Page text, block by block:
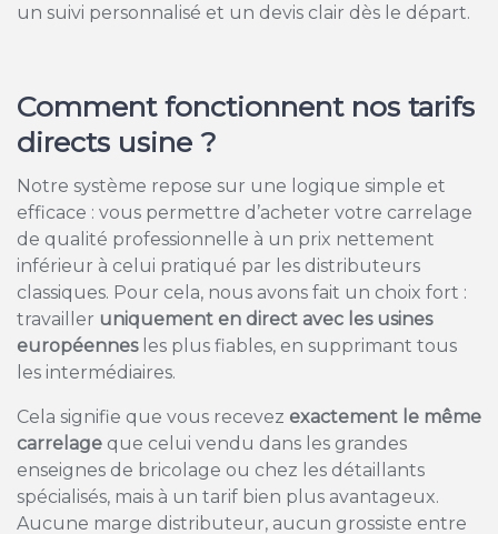
un suivi personnalisé et un devis clair dès le départ.
Comment fonctionnent nos tarifs
directs usine ?
Notre système repose sur une logique simple et
efficace : vous permettre d’acheter votre carrelage
de qualité professionnelle à un prix nettement
inférieur à celui pratiqué par les distributeurs
classiques. Pour cela, nous avons fait un choix fort :
travailler uniquement en direct avec les usines
européennesles plus fiables, en supprimant tous
les intermédiaires.
Cela signifie que vous recevez exactement le même
carrelage que celui vendu dans les grandes
enseignes de bricolage ou chez les détaillants
spécialisés, mais à un tarif bien plus avantageux.
Aucune marge distributeur, aucun grossiste entre